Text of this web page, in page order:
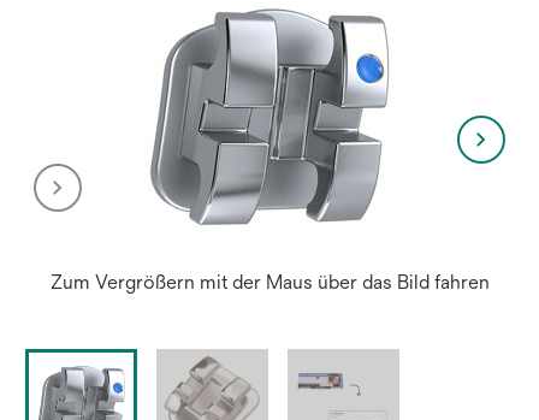
Zum Vergrößern mit der Maus über das Bild fahren